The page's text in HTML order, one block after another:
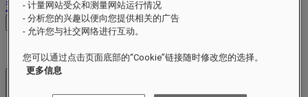
退出
查看价格
- 计量网站受众和测量网站运行情况
- 分析您的兴趣以便向您提供相关的广告
- 允许您与社交网络进行互动。
您可以通过点击页面底部的“Cookie”链接随时修改您的选择。
更多信息